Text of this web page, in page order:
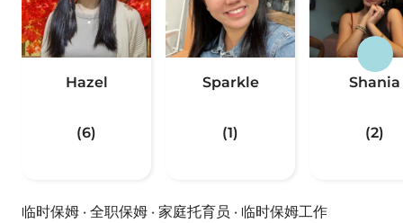
Hazel
(6)
Sparkle
(1)
Shania
(2)
临时保姆 · 全职保姆 · 家庭托育员 · 临时保姆工作